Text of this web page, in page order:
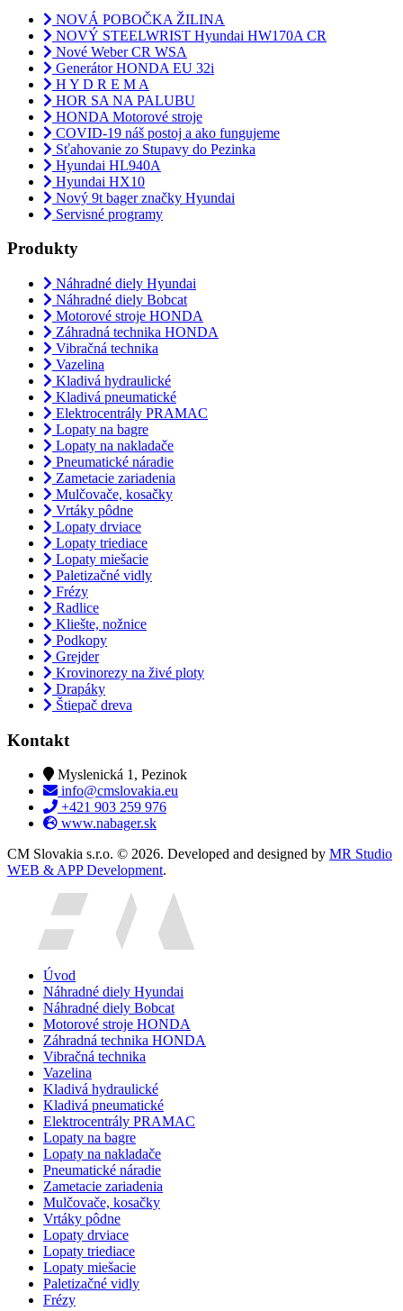
NOVÁ POBOČKA ŽILINA
NOVÝ STEELWRIST Hyundai HW170A CR
Nové Weber CR WSA
Generátor HONDA EU 32i
H Y D R E M A
HOR SA NA PALUBU
HONDA Motorové stroje
COVID-19 náš postoj a ako fungujeme
Sťahovanie zo Stupavy do Pezinka
Hyundai HL940A
Hyundai HX10
Nový 9t bager značky Hyundai
Servisné programy
Produkty
Náhradné diely Hyundai
Náhradné diely Bobcat
Motorové stroje HONDA
Záhradná technika HONDA
Vibračná technika
Vazelina
Kladivá hydraulické
Kladivá pneumatické
Elektrocentrály PRAMAC
Lopaty na bagre
Lopaty na nakladače
Pneumatické náradie
Zametacie zariadenia
Mulčovače, kosačky
Vrtáky pôdne
Lopaty drviace
Lopaty triediace
Lopaty miešacie
Paletizačné vidly
Frézy
Radlice
Kliešte, nožnice
Podkopy
Grejder
Krovinorezy na živé ploty
Drapáky
Štiepač dreva
Kontakt
Myslenická 1, Pezinok
info@cmslovakia.eu
+421 903 259 976
www.nabager.sk
CM Slovakia s.r.o. © 2026. Developed and designed by MR Studio
WEB & APP Development.
Úvod
Náhradné diely Hyundai
Náhradné diely Bobcat
Motorové stroje HONDA
Záhradná technika HONDA
Vibračná technika
Vazelina
Kladivá hydraulické
Kladivá pneumatické
Elektrocentrály PRAMAC
Lopaty na bagre
Lopaty na nakladače
Pneumatické náradie
Zametacie zariadenia
Mulčovače, kosačky
Vrtáky pôdne
Lopaty drviace
Lopaty triediace
Lopaty miešacie
Paletizačné vidly
Frézy